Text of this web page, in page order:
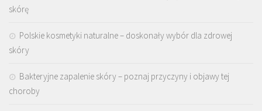
skórę
Polskie kosmetyki naturalne – doskonały wybór dla zdrowej
skóry
Bakteryjne zapalenie skóry – poznaj przyczyny i objawy tej
choroby